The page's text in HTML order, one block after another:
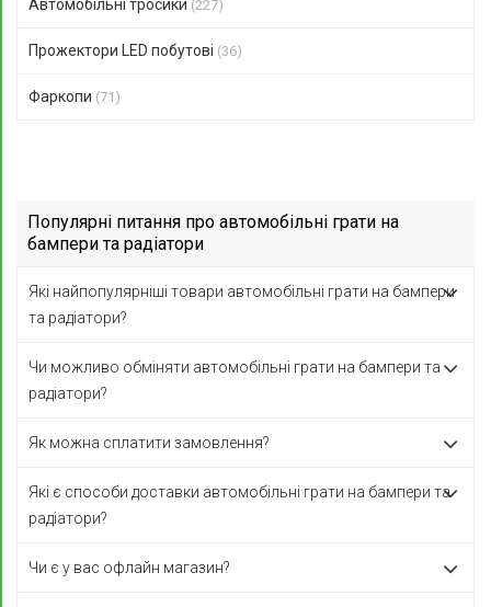
Автомобільні тросики (227)
Прожектори LED побутові (36)
Фаркопи (71)
Популярні питання про автомобільні грати на
бампери та радіатори
Які найпопулярніші товари автомобільні грати на бампери
та радіатори?
Чи можливо обміняти автомобільні грати на бампери та
радіатори?
Як можна сплатити замовлення?
Які є способи доставки автомобільні грати на бампери та
радіатори?
Чи є у вас офлайн магазин?